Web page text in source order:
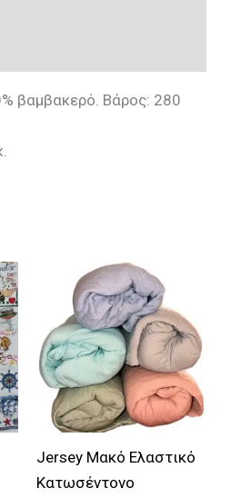
βαμβακερό. Βάρος: 280
Jersey Mακό Ελαστικό
Κατωσέντονο